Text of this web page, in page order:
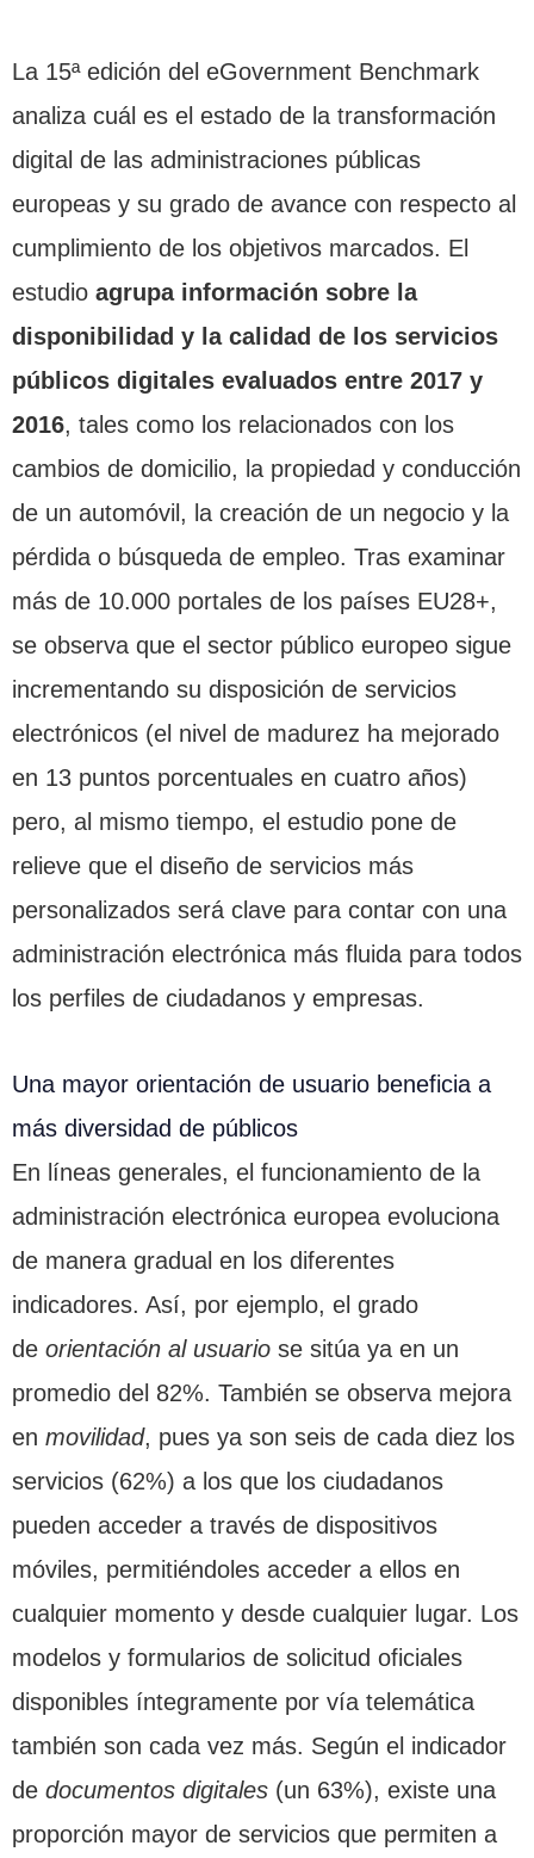
La 15ª edición del eGovernment Benchmark
analiza cuál es el estado de la transformación
digital de las administraciones públicas
europeas y su grado de avance con respecto al
cumplimiento de los objetivos marcados. El
estudio agrupa información sobre la
disponibilidad y la calidad de los servicios
públicos digitales evaluados entre 2017 y
2016, tales como los relacionados con los
cambios de domicilio, la propiedad y conducción
de un automóvil, la creación de un negocio y la
pérdida o búsqueda de empleo. Tras examinar
más de 10.000 portales de los países EU28+,
se observa que el sector público europeo sigue
incrementando su disposición de servicios
electrónicos (el nivel de madurez ha mejorado
en 13 puntos porcentuales en cuatro años)
pero, al mismo tiempo, el estudio pone de
relieve que el diseño de servicios más
personalizados será clave para contar con una
administración electrónica más fluida para todos
los perfiles de ciudadanos y empresas.
Una mayor orientación de usuario beneficia a
más diversidad de públicos
En líneas generales, el funcionamiento de la
administración electrónica europea evoluciona
de manera gradual en los diferentes
indicadores. Así, por ejemplo, el grado
de orientación al usuario se sitúa ya en un
promedio del 82%. También se observa mejora
en movilidad, pues ya son seis de cada diez los
servicios (62%) a los que los ciudadanos
pueden acceder a través de dispositivos
móviles, permitiéndoles acceder a ellos en
cualquier momento y desde cualquier lugar. Los
modelos y formularios de solicitud oficiales
disponibles íntegramente por vía telemática
también son cada vez más. Según el indicador
de documentos digitales (un 63%), existe una
proporción mayor de servicios que permiten a